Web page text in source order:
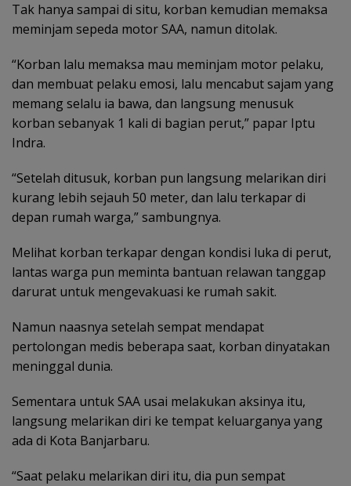
Tak hanya sampai di situ, korban kemudian memaksa
meminjam sepeda motor SAA, namun ditolak.
“Korban lalu memaksa mau meminjam motor pelaku,
dan membuat pelaku emosi, lalu mencabut sajam yang
memang selalu ia bawa, dan langsung menusuk
korban sebanyak 1 kali di bagian perut,” papar Iptu
Indra.
“Setelah ditusuk, korban pun langsung melarikan diri
kurang lebih sejauh 50 meter, dan lalu terkapar di
depan rumah warga,” sambungnya.
Melihat korban terkapar dengan kondisi luka di perut,
lantas warga pun meminta bantuan relawan tanggap
darurat untuk mengevakuasi ke rumah sakit.
Namun naasnya setelah sempat mendapat
pertolongan medis beberapa saat, korban dinyatakan
meninggal dunia.
Sementara untuk SAA usai melakukan aksinya itu,
langsung melarikan diri ke tempat keluarganya yang
ada di Kota Banjarbaru.
“Saat pelaku melarikan diri itu, dia pun sempat